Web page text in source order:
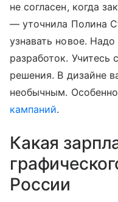
не согласен, когда
— уточнила Полина
узнавать новое.
разработок. Учитесь
решения. В дизайне
необычным.
кампаний.
Какая
России